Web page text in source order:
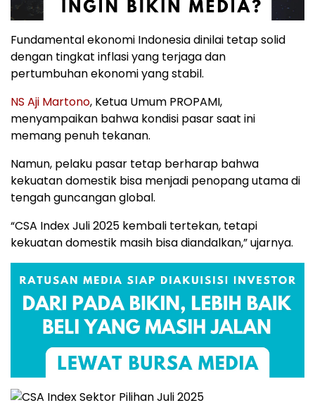
Fundamental ekonomi Indonesia dinilai tetap solid
dengan tingkat inflasi yang terjaga dan
pertumbuhan ekonomi yang stabil.
NS Aji Martono, Ketua Umum PROPAMI,
menyampaikan bahwa kondisi pasar saat ini
memang penuh tekanan.
Namun, pelaku pasar tetap berharap bahwa
kekuatan domestik bisa menjadi penopang utama di
tengah guncangan global.
“CSA Index Juli 2025 kembali tertekan, tetapi
kekuatan domestik masih bisa diandalkan,” ujarnya.